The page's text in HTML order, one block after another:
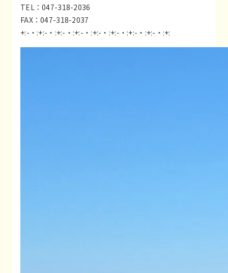
TEL：047-318-2036
FAX：047-318-2037
+:-・:+:-・:+:-・:+:-・:+:-・:+:-・:+:-・:+:-・:+: